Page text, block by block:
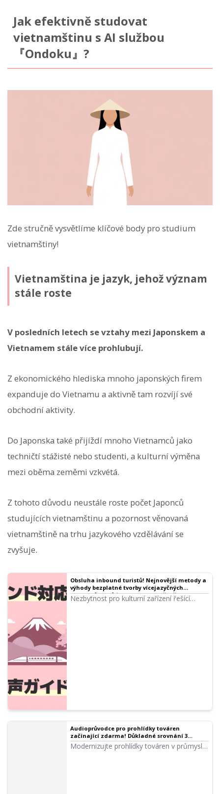
Jak efektivně studovat
vietnamštinu s AI službou
『Ondoku』?
Zde stručně vysvětlíme klíčové body pro studium
vietnamštiny!
Vietnamština je jazyk, jehož význam
stále roste
V posledních letech se vztahy mezi Japonskem a
Vietnamem stále více prohlubují.
Z ekonomického hlediska mnoho japonských firem
expanduje do Vietnamu a aktivně tam rozvíjí své
obchodní aktivity.
Do Japonska také přijíždí mnoho Vietnamců jako
techničtí stážisté nebo studenti, a kulturní výměna
mezi oběma zeměmi vzkvétá.
Z tohoto důvodu neustále roste počet Japonců
studujících vietnamštinu a pozornost věnovaná
vietnamštině na trhu jazykového vzdělávání se
zvyšuje.
Obsluha inbound turistů! Nejnovější metody a
výhody bezplatné tvorby vícejazyčných
audioprůvodců｜Software pro předčítání textu
Ondoku
Nezbytnost pro kulturní zařízení řešící
Audioprůvodce pro prohlídky továren
začínající zdarma! Důkladné srovnání 3
doporučených služeb｜Software pro předčítání
textu Ondoku
Modernizujte prohlídky továren v průmyslu